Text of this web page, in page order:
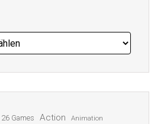
26 Games Action Animation